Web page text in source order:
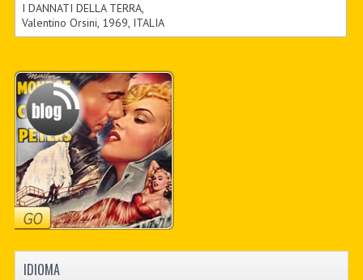
I DANNATI DELLA TERRA,
Valentino Orsini, 1969, ITALIA
IDIOMA